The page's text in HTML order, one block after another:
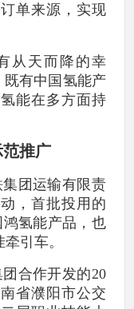
单来源，实现
从天而降的幸
既有中国氢能产
能在多方面持
推广
团运输有限责
，首批投用的
氢能产品，也
引车。
合作开发的20
省濮阳市公交